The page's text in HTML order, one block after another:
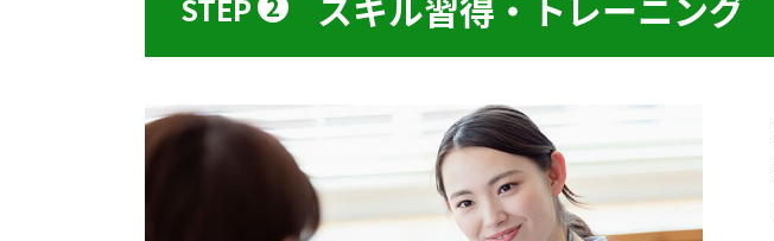
STEP